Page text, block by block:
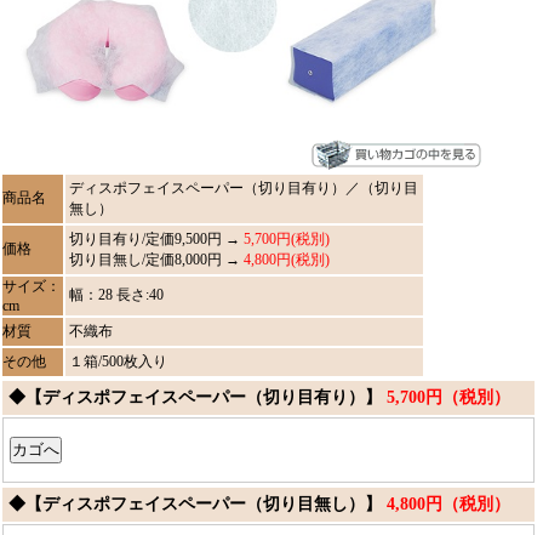
商品名
ディスポフェイスペーパー（切り目有り）／（切り目
無し）
価格
切り目有り/定価9,500円 → 5,700円(税別)
切り目無し/定価8,000円 → 4,800円(税別)
サイズ：
cm
幅：28 長さ:40
材質
不織布
その他
１箱/500枚入り
◆【ディスポフェイスペーパー（切り目有り）】 5,700円（税別）
◆【ディスポフェイスペーパー（切り目無し）】 4,800円（税別）